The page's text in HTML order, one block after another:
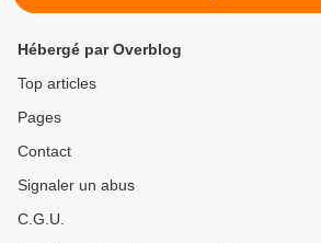
Hébergé par Overblog
Top articles
Pages
Contact
Signaler un abus
C.G.U.